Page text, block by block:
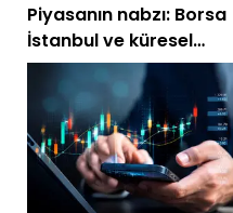
Piyasanın nabzı: Borsa
İstanbul ve küresel
piyasalarda gün
başlarken (10 Haziran)